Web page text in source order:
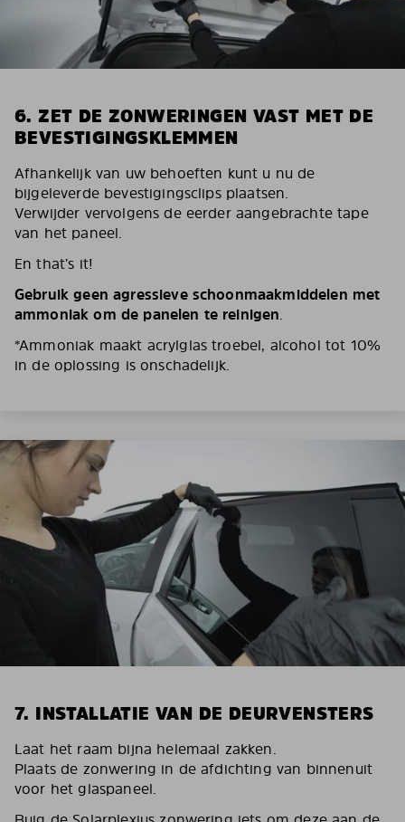
6. ZET DE ZONWERINGEN VAST MET DE
BEVESTIGINGSKLEMMEN
Afhankelijk van uw behoeften kunt u nu de
bijgeleverde bevestigingsclips plaatsen.
Verwijder vervolgens de eerder aangebrachte tape
van het paneel.
En that’s it!
Gebruik geen agressieve schoonmaakmiddelen met
ammoniak om de panelen te reinigen.
*Ammoniak maakt acrylglas troebel, alcohol tot 10%
in de oplossing is onschadelijk.
7. INSTALLATIE VAN DE DEURVENSTERS
Laat het raam bijna helemaal zakken.
Plaats de zonwering in de afdichting van binnenuit
voor het glaspaneel.